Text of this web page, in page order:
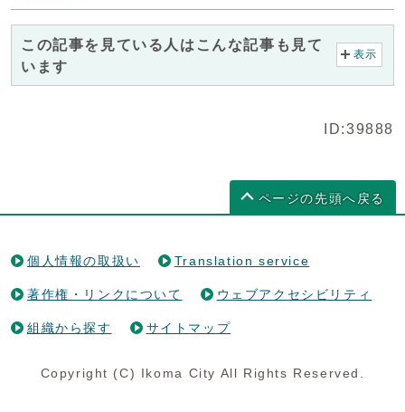
この記事を見ている人はこんな記事も見て
います
表示
ID:39888
ページの先頭へ戻る
個人情報の取扱い Translation service
著作権・リンクについて ウェブアクセシビリティ
組織から探す サイトマップ
Copyright (C) Ikoma City All Rights Reserved.